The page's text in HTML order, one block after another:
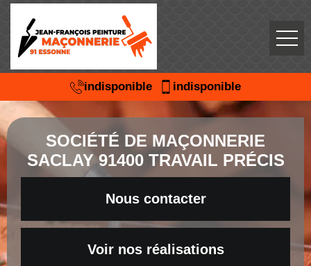
indisponible indisponible
SOCIÉTÉ DE MAÇONNERIE
SACLAY 91400 TRAVAIL PRÉCIS
Nous contacter
Voir nos réalisations